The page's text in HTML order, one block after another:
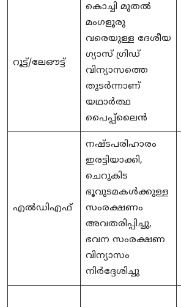
റൂട്ട്/ലേഔട്ട്
കൊച്ചി മുതൽ
മംഗളൂരു
വരെയുള്ള ദേശീയ
ഗ്യാസ് ഗ്രിഡ്
വിന്യാസത്തെ
തുടർന്നാണ്
യഥാർത്ഥ
പൈപ്പ്‌ലൈൻ
എൽഡിഎഫ്
നഷ്ടപരിഹാരം
ഇരട്ടിയാക്കി,
ചെറുകിട
ഭൂവുടമകൾക്കുള്ള
സംരക്ഷണം
അവതരിപ്പിച്ചു,
ഭവന സംരക്ഷണ
വിന്യാസം
നിർദ്ദേശിച്ചു